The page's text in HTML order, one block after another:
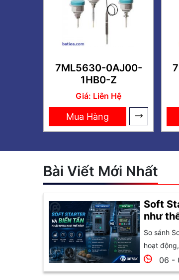
7ML5630-0AJ00-
1HB0-Z
Giá: Liên Hệ
Mua Hàng
Bài Viết Mới Nhất
Soft
như
So sánh
hoạt
06 -